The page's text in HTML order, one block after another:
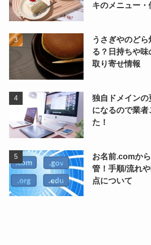
キのメニュー
うさぎやのどら
る？日持ちや
取り寄せ情報
独自ドメイン
になるので業
た！
お名前.comか
管！手順/流れ
点について